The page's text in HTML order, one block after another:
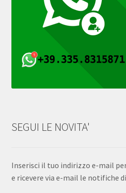
SEGUI LE NOVITA'
Inserisci il tuo indirizzo e-mail
e ricevere via e-mail le notifiche